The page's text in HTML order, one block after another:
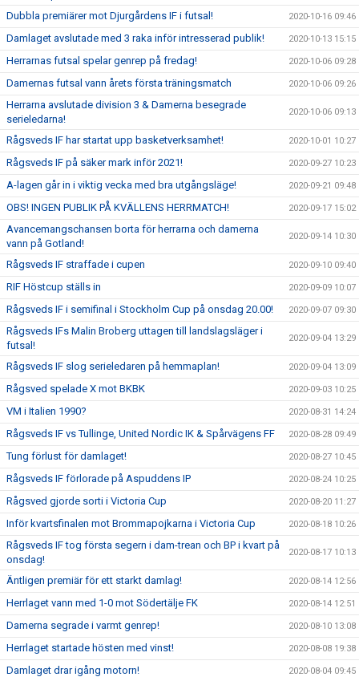
Dubbla premiärer mot Djurgårdens IF i futsal! 2020-10-16 09:46
Damlaget avslutade med 3 raka inför intresserad publik! 2020-10-13 15:15
Herrarnas futsal spelar genrep på fredag! 2020-10-06 09:28
Damernas futsal vann årets första träningsmatch 2020-10-06 09:26
Herrarna avslutade division 3 & Damerna besegrade
serieledarna!
2020-10-06 09:13
Rågsveds IF har startat upp basketverksamhet! 2020-10-01 10:27
Rågsveds IF på säker mark inför 2021! 2020-09-27 10:23
A-lagen går in i viktig vecka med bra utgångsläge! 2020-09-21 09:48
OBS! INGEN PUBLIK PÅ KVÄLLENS HERRMATCH! 2020-09-17 15:02
Avancemangschansen borta för herrarna och damerna
vann på Gotland!
2020-09-14 10:30
Rågsveds IF straffade i cupen 2020-09-10 09:40
RIF Höstcup ställs in 2020-09-09 10:07
Rågsveds IF i semifinal i Stockholm Cup på onsdag 20.00! 2020-09-07 09:30
Rågsveds IFs Malin Broberg uttagen till landslagsläger i
futsal!
2020-09-04 13:29
Rågsveds IF slog serieledaren på hemmaplan! 2020-09-04 13:09
Rågsved spelade X mot BKBK 2020-09-03 10:25
VM i Italien 1990? 2020-08-31 14:24
Rågsveds IF vs Tullinge, United Nordic IK & Spårvägens FF 2020-08-28 09:49
Tung förlust för damlaget! 2020-08-27 10:45
Rågsveds IF förlorade på Aspuddens IP 2020-08-24 10:25
Rågsved gjorde sorti i Victoria Cup 2020-08-20 11:27
Inför kvartsfinalen mot Brommapojkarna i Victoria Cup 2020-08-18 10:26
Rågsveds IF tog första segern i dam-trean och BP i kvart på
onsdag!
2020-08-17 10:13
Äntligen premiär för ett starkt damlag! 2020-08-14 12:56
Herrlaget vann med 1-0 mot Södertälje FK 2020-08-14 12:51
Damerna segrade i varmt genrep! 2020-08-10 13:08
Herrlaget startade hösten med vinst! 2020-08-08 19:38
Damlaget drar igång motorn! 2020-08-04 09:45